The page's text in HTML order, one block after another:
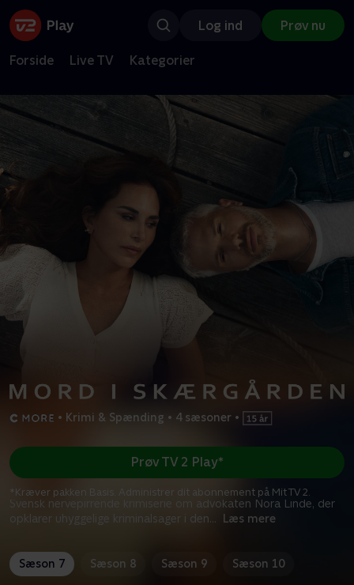
Log ind Prøv nu
Forside Live TV Kategorier
• Krimi & Spænding • 4 sæsoner •
Svensk nervepirrende krimiserie om advokaten Nora Linde, der
opklarer uhyggelige kriminalsager i den... Læs mere
Prøv TV 2 Play*
*Kræver pakken Basis. Administrer dit abonnement på Mit TV 2.
Sæson 7 Sæson 8 Sæson 9 Sæson 10